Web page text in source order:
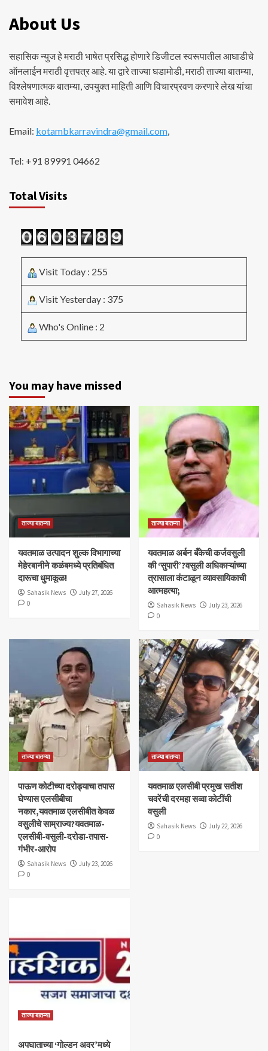
About Us
सहासिक न्युज हे मराठी भाषेत प्रसिद्ध होणारे डिजीटल स्वरूपातील आघाडीचे
ऑनलाईन मराठी वृत्तपत्र आहे. या द्वारे ताज्या घडामोडी, मराठी ताज्या बातम्या,
विश्लेषणात्मक बातम्या, उपयुक्त माहिती आणि विचारप्रवण करणारे लेख यांचा
समावेश आहे.
Email: kotambkarravindra@gmail.com,
Tel: +91 89991 04662
Total Visits
Visit Today : 255
Visit Yesterday : 375
Who's Online : 2
You may have missed
ताज्या बातम्या
यवतमाळ उत्पादन शुल्क विभागाच्या
मेहेरबानीने कळंबमध्ये प्रतिबंधित
दारूचा धुमाकूळ!
Sahasik News
July 27, 2026
0
ताज्या बातम्या
​यवतमाळ अर्बन बँकेची कर्जवसुली
की ‘सुपारी’?वसुली अधिकाऱ्यांच्या
त्रासाला कंटाळून व्यावसायिकाची
आत्महत्या;
Sahasik News
July 23, 2026
0
ताज्या बातम्या
पाऊण कोटीच्या दरोड्याचा तपास
घेण्यास एलसीबीचा
नकार,यवतमाळ एलसीबीत केवळ
वसुलीचे साम्राज्य?यवतमाळ-
एलसीबी-वसुली-दरोडा-तपास-
गंभीर-आरोप
Sahasik News
July 23, 2026
0
ताज्या बातम्या
यवतमाळ एलसीबी प्रमुख सतीश
चवरेंची दरमहा सव्वा कोटींची
वसुली
Sahasik News
July 22, 2026
0
ताज्या बातम्या
अपघाताच्या ‘गोल्डन अवर’मध्ये